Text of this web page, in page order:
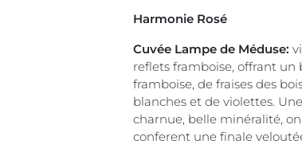
Harmonie Rosé
Cuvée Lampe de Méduse:
reflets framboise, offrant un
framboise, de fraises des
blanches et de violettes.
charnue, belle minéralité,
conferent une finale